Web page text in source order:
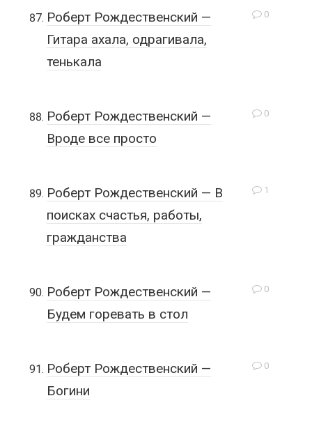
0
Роберт Рождественский —
Гитара ахала, одрагивала,
тенькала
0
Роберт Рождественский —
Вроде все просто
1
Роберт Рождественский — В
поисках счастья, работы,
гражданства
0
Роберт Рождественский —
Будем горевать в стол
0
Роберт Рождественский —
Богини